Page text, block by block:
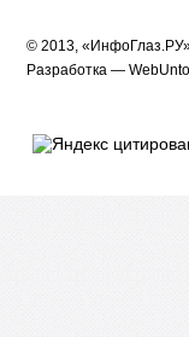
© 2013,
Разработка —WebUnto